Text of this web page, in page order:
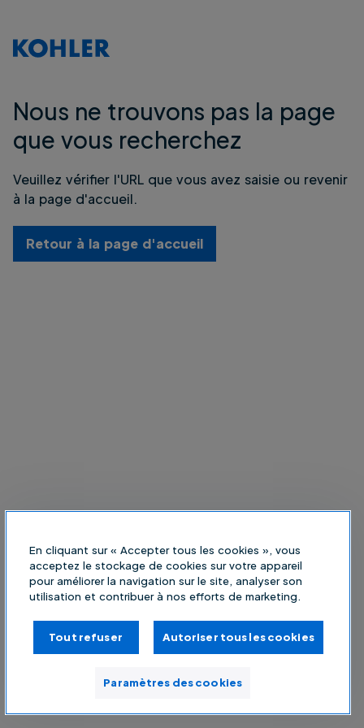
Nous ne trouvons pas la page
que vous recherchez
Veuillez vérifier l'URL que vous avez saisie ou revenir
à la page d'accueil.
Retour à la page d'accueil
En cliquant sur « Accepter tous les cookies », vous
acceptez le stockage de cookies sur votre appareil
pour améliorer la navigation sur le site, analyser son
utilisation et contribuer à nos efforts de marketing.
Tout refuser Autoriser tous les cookies
Paramètres des cookies